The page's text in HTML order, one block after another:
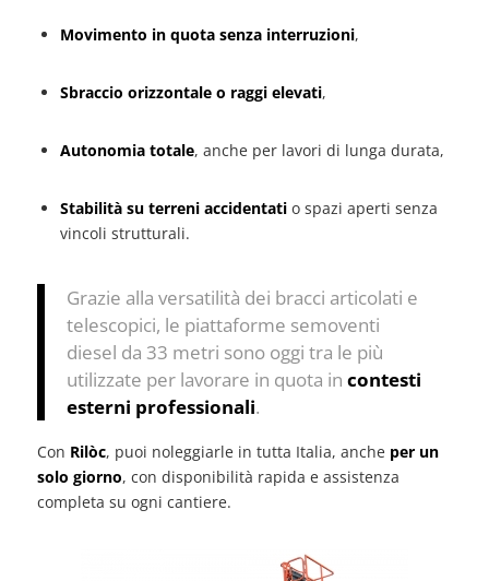
Movimento in quota senza interruzioni,
Sbraccio orizzontale o raggi elevati,
Autonomia totale, anche per lavori di lunga durata,
Stabilità su terreni accidentatio spazi aperti senza
vincoli strutturali.
Grazie alla versatilità dei bracci articolati e
telescopici, le piattaforme semoventi
diesel da 33 metri sono oggi tra le più
utilizzate per lavorare in quota in contesti
esterni professionali.
Con Rilòc, puoi noleggiarle in tutta Italia, anche per un
solo giorno, con disponibilità rapida e assistenza
completa su ogni cantiere.